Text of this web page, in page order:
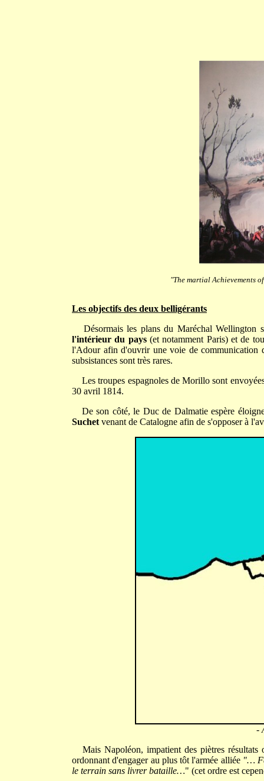
"The martial Achievements
Les objectifs des deux belligérants
Désormais les plans du Maréchal Wellington
l'intérieur du pays(et notamment Paris) et de
l'Adour afin d'ouvrir une voie de communication
subsistances sont très rares.
Les troupes espagnoles de Morillo sont
30 avril 1814.
De son côté, le Duc de Dalmatie espère
Suchet venant de Catalogne afin de s'opposer à
-
Mais Napoléon, impatient des piètres résultats
ordonnant d'engager au plus tôt l'armée alliée "…
le terrain sans livrer bataille…" (cet ordre est